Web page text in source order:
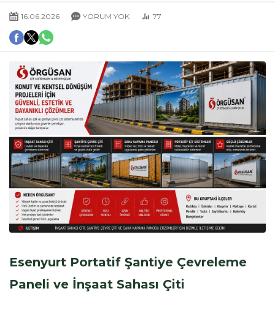
16.06.2026 YORUM YOK 77
Esenyurt Portatif Şantiye Çevreleme
Paneli ve İnşaat Sahası Çiti